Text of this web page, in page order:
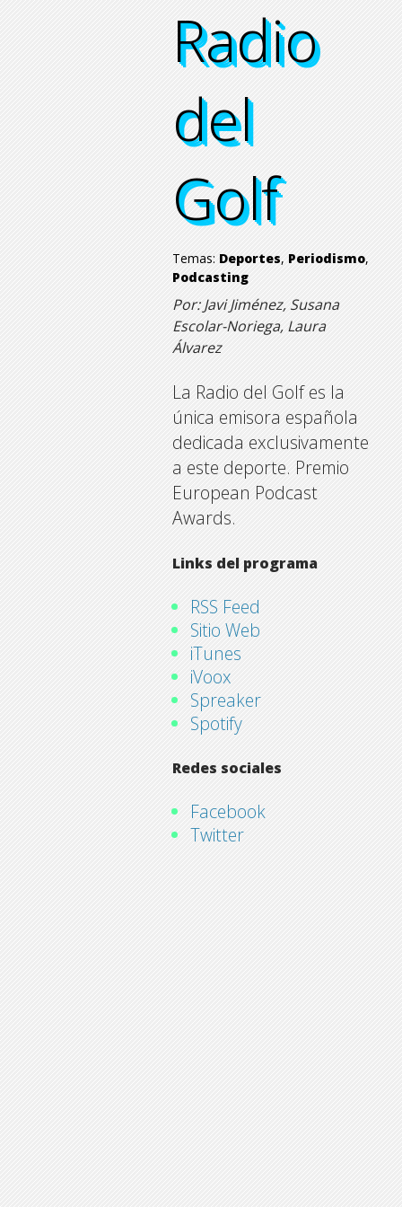
Radio
del
Golf
Radio
del
Golf
Radio
del
Golf
Radio
del
Golf
Temas: Deportes, Periodismo,
Podcasting
Por: Javi Jiménez, Susana
Escolar-Noriega, Laura
Álvarez
La Radio del Golf es la
única emisora española
dedicada exclusivamente
a este deporte. Premio
European Podcast
Awards.
Links del programa
RSS Feed
Sitio Web
iTunes
iVoox
Spreaker
Spotify
Redes sociales
Facebook
Twitter